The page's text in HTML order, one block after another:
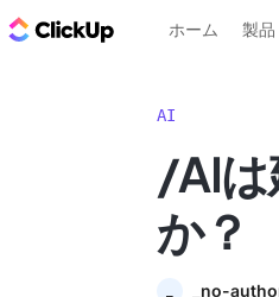
ClickUp ブログ
ホーム 製品
AI
/AIは
か？
_no-